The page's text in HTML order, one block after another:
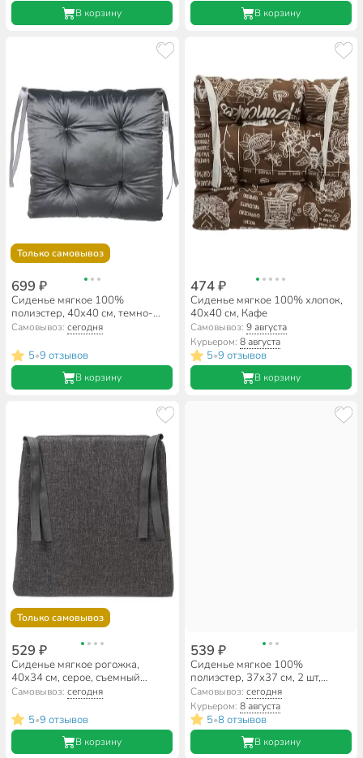
В корзину В корзину
Только самовывоз
699 ₽
Сиденье мягкое 100%
полиэстер, 40х40 см, темно-
серое, Классика, Бархат,
Самовывоз:сегодня
5•9 отзывов
В корзину
474 ₽
Сиденье мягкое 100% хлопок,
40х40 см, Кафе
Самовывоз: 9 августа
Курьером: 8 августа
5•9 отзывов
В корзину
Только самовывоз
529 ₽
Сиденье мягкое рогожка,
40х34 см, серое, съемный
чехол, Трапеция
Самовывоз:сегодня
5•9 отзывов
В корзину
539 ₽
Сиденье мягкое 100%
полиэстер, 37х37 см, 2 шт,
бежевое, A140077
Самовывоз: сегодня
Курьером: 8 августа
5•8 отзывов
В корзину